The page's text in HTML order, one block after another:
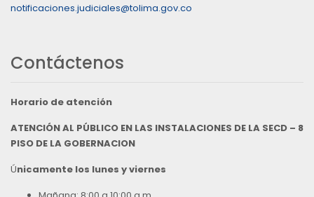
notificaciones.judiciales@tolima.gov.co
Contáctenos
Horario de atención
ATENCIÓN AL PÚBLICO EN LAS INSTALACIONES DE LA SECD – 8
PISO DE LA GOBERNACION
Únicamente los lunes y viernes